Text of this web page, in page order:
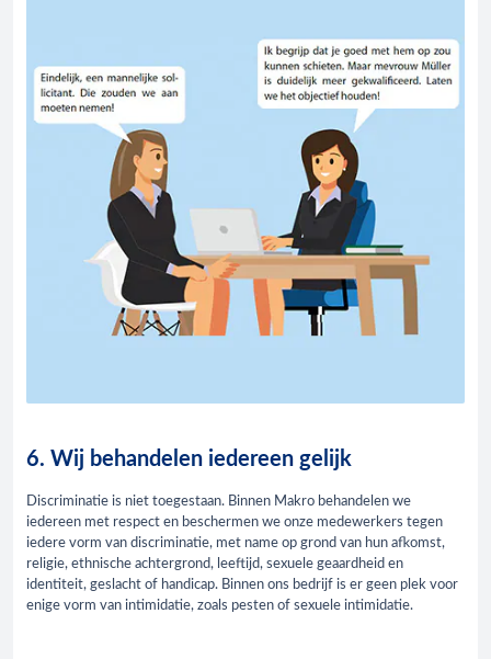
6. Wij behandelen iedereen gelijk
Discriminatie is niet toegestaan. Binnen Makro behandelen we
iedereen met respect en beschermen we onze medewerkers tegen
iedere vorm van discriminatie, met name op grond van hun afkomst,
religie, ethnische achtergrond, leeftijd, sexuele geaardheid en
identiteit, geslacht of handicap. Binnen ons bedrijf is er geen plek voor
enige vorm van intimidatie, zoals pesten of sexuele intimidatie.